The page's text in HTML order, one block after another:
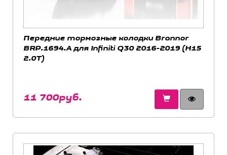
Передние тормозные колодки Brannor
BRP.1694.A для Infiniti Q30 2016-2019 (H15
2.0T)
11 700руб.